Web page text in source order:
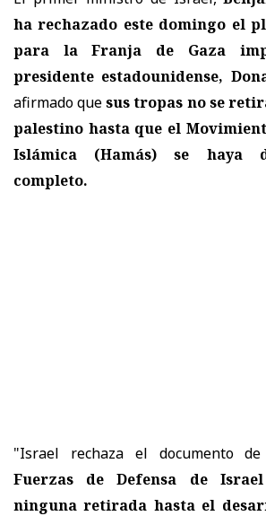
ha rechazado este domingo el
para la Franja de Gaza
presidente estadounidense,
afirmado quesus tropas no se
palestino hasta que el
Islámica (Hamás) se haya
completo.
"Israel rechaza el documento
Fuerzas de Defensa de
ninguna retirada hasta el